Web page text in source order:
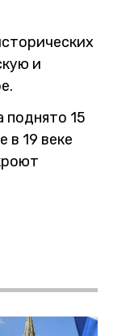
и
поднято 15
в 19 веке